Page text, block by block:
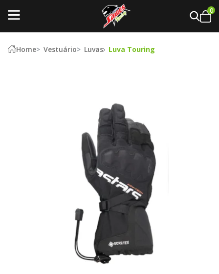
0
Home Vestuário Luvas Luva Touring